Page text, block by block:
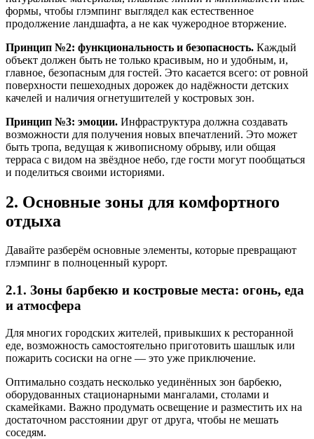
формы, чтобы глэмпинг выглядел как естественное
продолжение ландшафта, а не как чужеродное вторжение.
Принцип №2: функциональность и безопасность. Каждый
объект должен быть не только красивым, но и удобным, и,
главное, безопасным для гостей. Это касается всего: от ровной
поверхности пешеходных дорожек до надёжности детских
качелей и наличия огнетушителей у костровых зон.
Принцип №3: эмоции. Инфраструктура должна создавать
возможности для получения новых впечатлений. Это может
быть тропа, ведущая к живописному обрыву, или общая
терраса с видом на звёздное небо, где гости могут пообщаться
и поделиться своими историями.
2. Основные зоны для комфортного
отдыха
Давайте разберём основные элементы, которые превращают
глэмпинг в полноценный курорт.
2.1. Зоны барбекю и костровые места: огонь, еда
и атмосфера
Для многих городских жителей, привыкших к ресторанной
еде, возможность самостоятельно приготовить шашлык или
пожарить сосиски на огне — это уже приключение.
Оптимально создать несколько уединённых зон барбекю,
оборудованных стационарными мангалами, столами и
скамейками. Важно продумать освещение и разместить их на
достаточном расстоянии друг от друга, чтобы не мешать
соседям.